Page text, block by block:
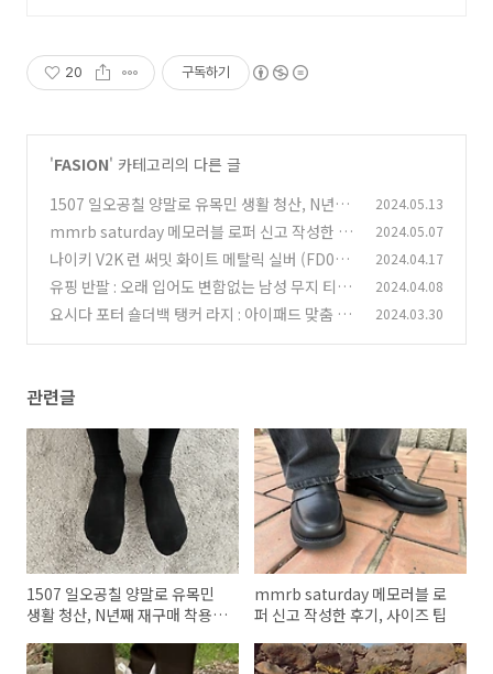
20 구독하기
'FASION' 카테고리의 다른 글
1507 일오공칠 양말로 유목민 생활 청산, N년째
재구매 착용 중 (2)
2024.05.13
mmrb saturday 메모러블 로퍼 신고 작성한 후
기, 사이즈 팁
(2)
2024.05.07
나이키 V2K 런 써밋 화이트 메탈릭 실버 (FD073
6-100, HJ4497-100) 후기, 사이즈 추천
(5)
2024.04.17
유핑 반팔 : 오래 입어도 변함없는 남성 무지 티셔
츠, 화이트 라벨 3년 후기
(22)
2024.04.08
요시다 포터 숄더백 탱커 라지 : 아이패드 맞춤 가
2024.03.30
관련글
1507 일오공칠 양말로 유목민
생활 청산, N년째 재구매 착용
mmrb saturday 메모러블 로
퍼 신고 작성한 후기, 사이즈 팁